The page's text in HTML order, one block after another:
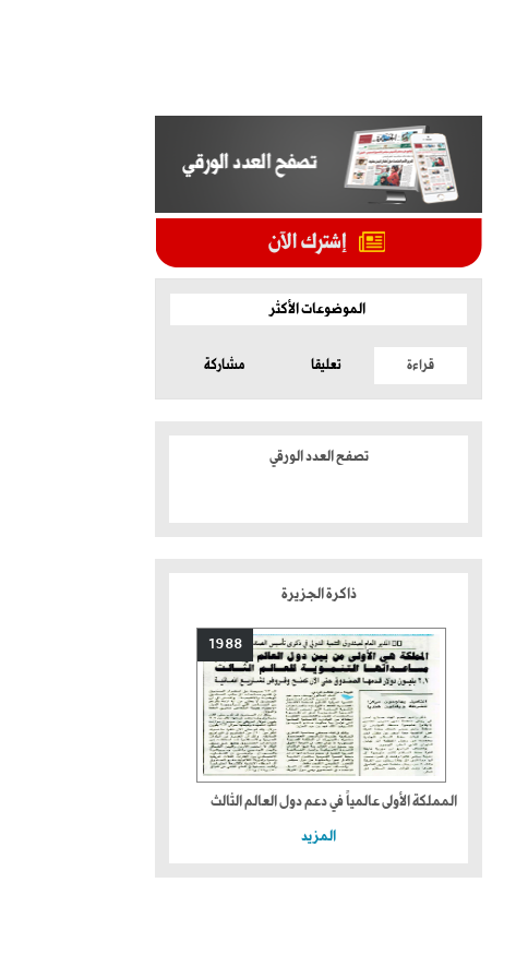
الموضوعات الأكثر
قراءة تعليقا مشاركة
تصفح العدد الورقي
ذاكرة الجزيرة
1988
المملكة الأولى عالمياً في دعم دول العالم الثالث
المزيد